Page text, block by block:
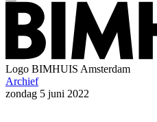
Logo BIMHUIS Amsterdam
Archief
zondag 5 juni 2022